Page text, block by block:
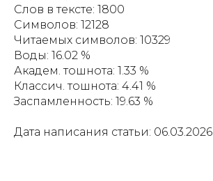
Слов в тексте: 1800
Символов: 12128
Читаемых символов: 10329
Воды: 16.02 %
Академ. тошнота: 1.33 %
Классич. тошнота: 4.41 %
Заспамленность: 19.63 %
Дата написания статьи: 06.03.2026